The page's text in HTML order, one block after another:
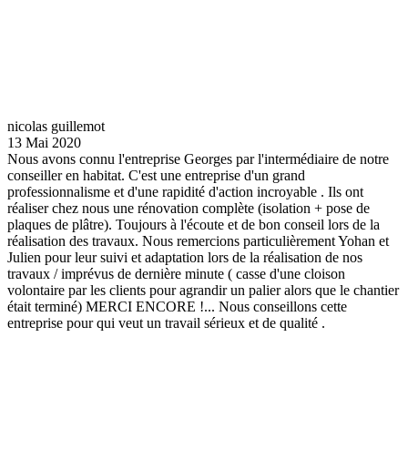
nicolas guillemot
13 Mai 2020
Nous avons connu l'entreprise Georges par l'intermédiaire de notre
conseiller en habitat. C'est une entreprise d'un grand
professionnalisme et d'une rapidité d'action incroyable . Ils ont
réaliser chez nous une rénovation complète (isolation + pose de
plaques de plâtre). Toujours à l'écoute et de bon conseil lors de la
réalisation des travaux. Nous remercions particulièrement Yohan et
Julien pour leur suivi et adaptation lors de la réalisation de nos
travaux / imprévus de dernière minute ( casse d'une cloison
volontaire par les clients pour agrandir un palier alors que le chantier
était terminé) MERCI ENCORE !... Nous conseillons cette
entreprise pour qui veut un travail sérieux et de qualité .